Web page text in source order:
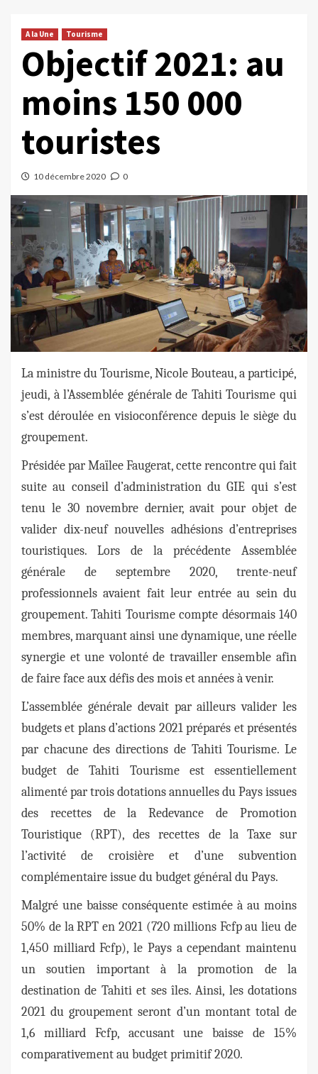
A la Une Tourisme
Objectif 2021: au
moins 150 000
touristes
10 décembre 2020 0
La ministre du Tourisme, Nicole Bouteau, a participé,
jeudi, à l’Assemblée générale de Tahiti Tourisme qui
s’est déroulée en visioconférence depuis le siège du
groupement.
Présidée par Maïlee Faugerat, cette rencontre qui fait
suite au conseil d’administration du GIE qui s’est
tenu le 30 novembre dernier, avait pour objet de
valider dix-neuf nouvelles adhésions d’entreprises
touristiques. Lors de la précédente Assemblée
générale de septembre 2020, trente-neuf
professionnels avaient fait leur entrée au sein du
groupement. Tahiti Tourisme compte désormais 140
membres, marquant ainsi une dynamique, une réelle
synergie et une volonté de travailler ensemble afin
de faire face aux défis des mois et années à venir.
L’assemblée générale devait par ailleurs valider les
budgets et plans d’actions 2021 préparés et présentés
par chacune des directions de Tahiti Tourisme. Le
budget de Tahiti Tourisme est essentiellement
alimenté par trois dotations annuelles du Pays issues
des recettes de la Redevance de Promotion
Touristique (RPT), des recettes de la Taxe sur
l’activité de croisière et d’une subvention
complémentaire issue du budget général du Pays.
Malgré une baisse conséquente estimée à au moins
50% de la RPT en 2021 (720 millions Fcfp au lieu de
1,450 milliard Fcfp), le Pays a cependant maintenu
un soutien important à la promotion de la
destination de Tahiti et ses îles. Ainsi, les dotations
2021 du groupement seront d’un montant total de
1,6 milliard Fcfp, accusant une baisse de 15%
comparativement au budget primitif 2020.